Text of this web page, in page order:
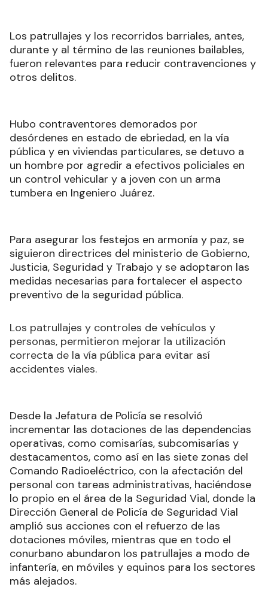
Los patrullajes y los recorridos barriales, antes,
durante y al término de las reuniones bailables,
fueron relevantes para reducir contravenciones y
otros delitos.
Hubo contraventores demorados por
desórdenes en estado de ebriedad, en la vía
pública y en viviendas particulares, se detuvo a
un hombre por agredir a efectivos policiales en
un control vehicular y a joven con un arma
tumbera en Ingeniero Juárez.
Para asegurar los festejos en armonía y paz, se
siguieron directrices del ministerio de Gobierno,
Justicia, Seguridad y Trabajo y se adoptaron las
medidas necesarias para fortalecer el aspecto
preventivo de la seguridad pública.
Los patrullajes y controles de vehículos y
personas, permitieron mejorar la utilización
correcta de la vía pública para evitar así
accidentes viales.
Desde la Jefatura de Policía se resolvió
incrementar las dotaciones de las dependencias
operativas, como comisarías, subcomisarías y
destacamentos, como así en las siete zonas del
Comando Radioeléctrico, con la afectación del
personal con tareas administrativas, haciéndose
lo propio en el área de la Seguridad Vial, donde la
Dirección General de Policía de Seguridad Vial
amplió sus acciones con el refuerzo de las
dotaciones móviles, mientras que en todo el
conurbano abundaron los patrullajes a modo de
infantería, en móviles y equinos para los sectores
más alejados.